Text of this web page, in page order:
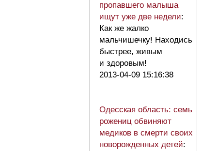
пропавшего малыша
ищут уже две недели:
Как же жалко
мальчишечку! Находись
быстрее, живым
и здоровым!
2013-04-09 15:16:38
Одесская область: семь
рожениц обвиняют
медиков в смерти своих
новорожденных детей: